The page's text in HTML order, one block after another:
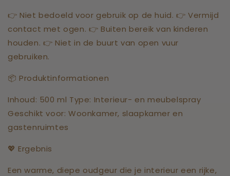
👉 Niet bedoeld voor gebruik op de huid. 👉 Vermijd
contact met ogen. 👉 Buiten bereik van kinderen
houden. 👉 Niet in de buurt van open vuur
gebruiken.
📦 Produktinformationen
Inhoud: 500 ml Type: Interieur- en meubelspray
Geschikt voor: Woonkamer, slaapkamer en
gastenruimtes
💖 Ergebnis
Een warme, diepe oudgeur die je interieur een rijke,